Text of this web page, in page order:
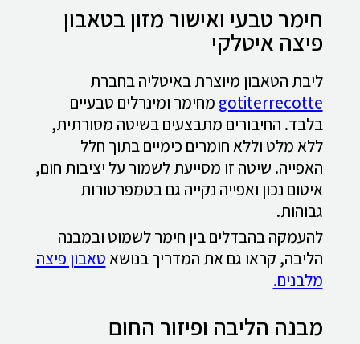
חימר טבעי ואישור מזון בטאבון
פיצה איטלקי
ליבת הטאבון מיוצרת באיטליה בחברת
gotiterrecotte מחימר ומינרלים טבעיים
בלבד. החיבורים מתבצעים בשיטה מסורתית,
ללא מלט וללא חומרים כימיים בתוך חלל
האפייה. שיטה זו מסייעת לשמור על יציבות חום,
איטום נכון ואפייה נקייה גם בטמפרטורות
גבוהות.
להעמקה בהבדלים בין חימר לשמוט ובמבנה
הליבה, קראו גם את המדריך בנושאטאבון פיצה
מלבנים.
מבנה הליבה ופיזור החום